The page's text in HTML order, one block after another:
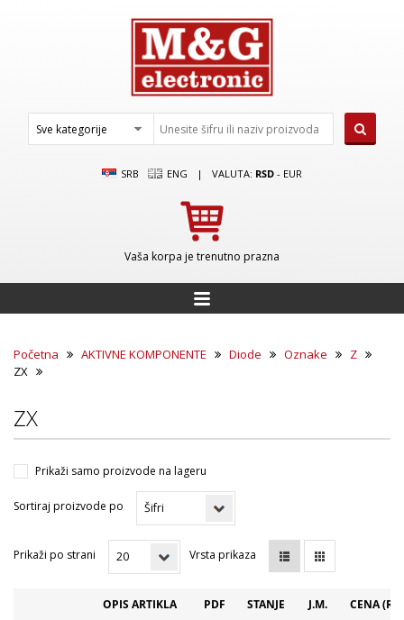
SRB ENG | VALUTA: RSD - EUR
Vaša korpa je trenutno prazna
Početna AKTIVNE KOMPONENTE Diode Oznake
Z
ZX
ZX
Prikaži samo proizvode na lageru
Sortiraj proizvode po
Prikaži po strani Vrsta prikaza
OPIS ARTIKLA PDF STANJE J.M. CENA